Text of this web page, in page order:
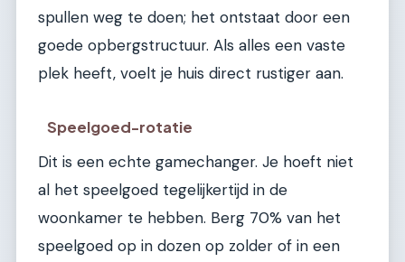
spullen weg te doen; het ontstaat door een
goede opbergstructuur. Als alles een vaste
plek heeft, voelt je huis direct rustiger aan.
Speelgoed-rotatie
Dit is een echte gamechanger. Je hoeft niet
al het speelgoed tegelijkertijd in de
woonkamer te hebben. Berg 70% van het
speelgoed op in dozen op zolder of in een